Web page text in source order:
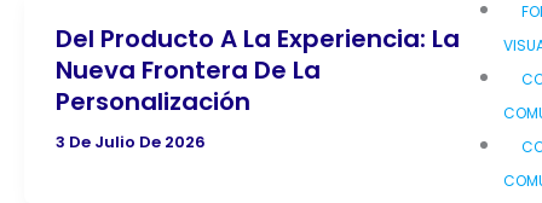
Del Producto A La Experiencia: La
Nueva Frontera De La
Personalización
3 De Julio De 2026